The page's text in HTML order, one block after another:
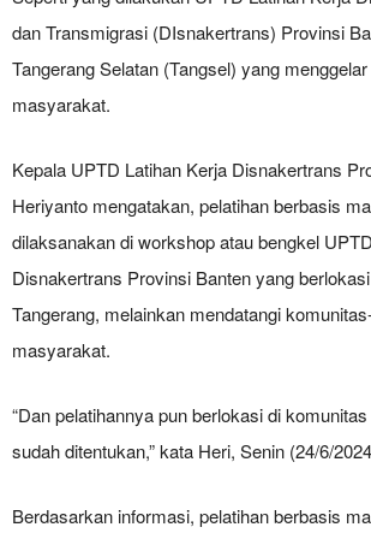
dan Transmigrasi (DIsnakertrans) Provinsi
Tangerang Selatan (Tangsel) yang
masyarakat.
Kepala UPTD Latihan Kerja Disnakertrans
Heriyanto mengatakan, pelatihan berbasis
dilaksanakan di workshop atau bengkel
Disnakertrans Provinsi Banten yang
Tangerang, melainkan mendatangi
masyarakat.
“Dan pelatihannya pun berlokasi di
sudah ditentukan,” kata Heri, Senin (24/6/
Berdasarkan informasi, pelatihan berbasis